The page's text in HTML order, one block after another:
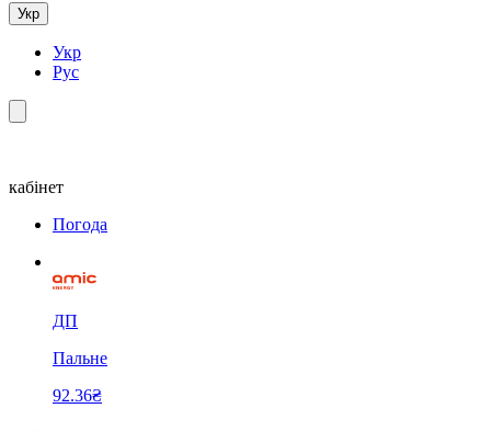
Укр
Укр
Рус
кабінет
Погода
ДП
Пальне
92.36₴